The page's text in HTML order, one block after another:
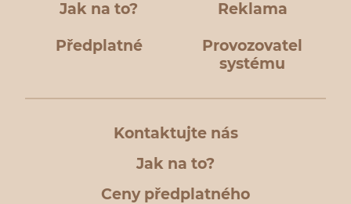
Jak na to? Reklama
Předplatné
Provozovatel
systému
Kontaktujte nás
Jak na to?
Ceny předplatného